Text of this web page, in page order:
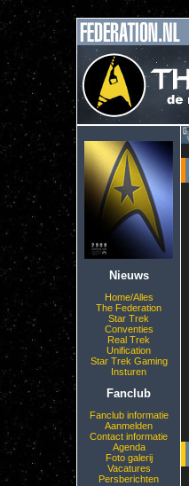
Nieuws
Home/Alles
The Federation
Star Trek
Conventies
Real Trek
Unification
Star Trek Gaming
Insturen
Fanclub
Fanclub informatie
Aanmelden
Contact informatie
Agenda
Foto galerij
Vacatures
Persberichten